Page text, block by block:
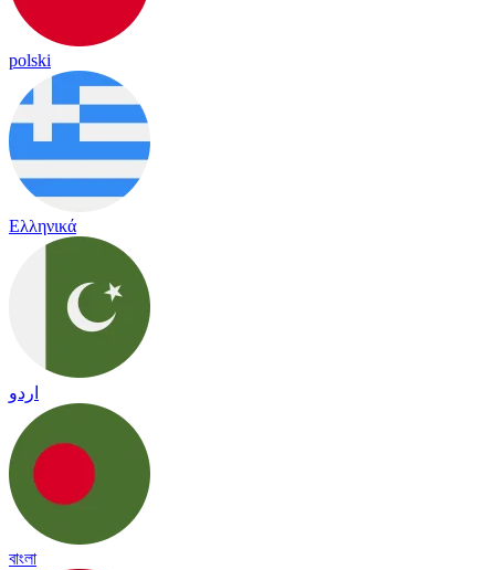
polski
Ελληνικά
اردو
বাংলা